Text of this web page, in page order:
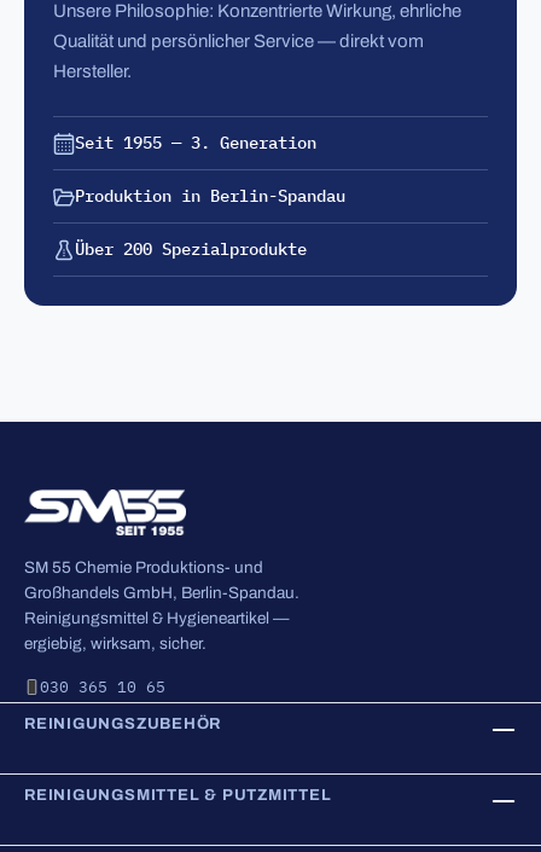
Unsere Philosophie: Konzentrierte Wirkung, ehrliche
Qualität und persönlicher Service — direkt vom
Hersteller.
Seit 1955 — 3. Generation
Produktion in Berlin-Spandau
Über 200 Spezialprodukte
SM 55 Chemie Produktions- und
Großhandels GmbH, Berlin-Spandau.
Reinigungsmittel & Hygieneartikel —
ergiebig, wirksam, sicher.
030 365 10 65
REINIGUNGSZUBEHÖR
REINIGUNGSMITTEL & PUTZMITTEL